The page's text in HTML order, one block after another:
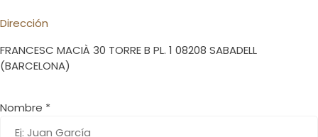
Dirección
FRANCESC MACIÀ 30 TORRE B PL. 1 08208 SABADELL
(BARCELONA)
Nombre *